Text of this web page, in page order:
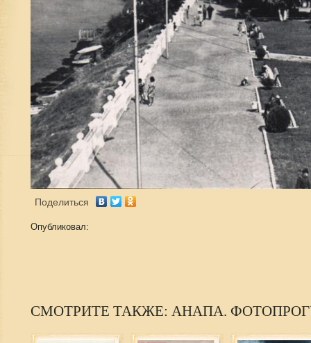
Поделиться
Опубликовал:
СМОТРИТЕ ТАКЖЕ: АНАПА.